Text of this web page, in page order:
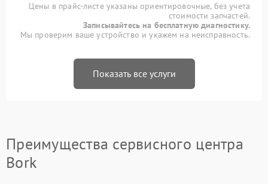
Цены в прайс-листе указаны ориентировочные, без учета
стоимости запчастей.
Записывайтесь на бесплатную диагностику.
Мы проверим ваше устройство и укажем на неисправность.
Показать все услуги
Преимущества сервисного центра
Bork